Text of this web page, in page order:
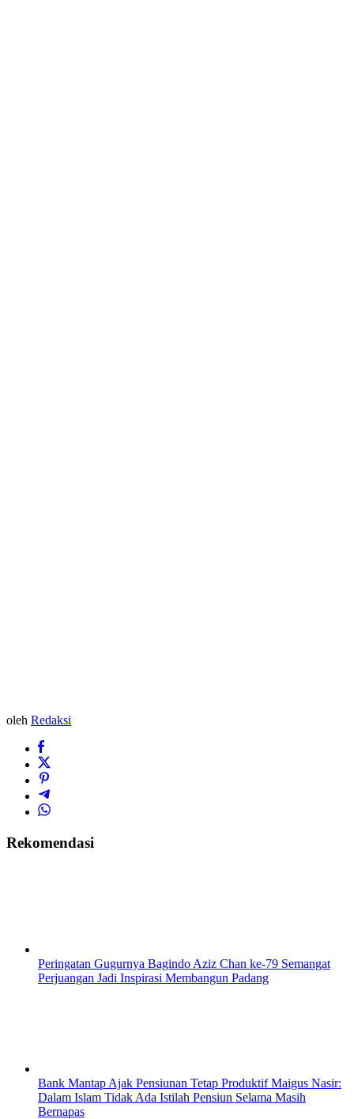
oleh Redaksi
Rekomendasi
Peringatan Gugurnya Bagindo Aziz Chan ke-79 Semangat
Perjuangan Jadi Inspirasi Membangun Padang
Bank Mantap Ajak Pensiunan Tetap Produktif Maigus Nasir:
Dalam Islam Tidak Ada Istilah Pensiun Selama Masih
Bernapas